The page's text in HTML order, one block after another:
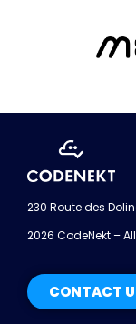
230 Route des
2026 CodeNekt –
CONTACT